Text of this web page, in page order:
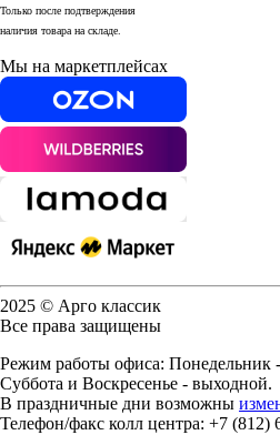
Только после подтверждения
наличия товара на складе.
Мы на маркетплейсах
2025 © Арго классик
Все права защищены
Режим работы офиса: Понедельник
Суббота и Воскресенье - выходной.
В праздничные дни возможны
Телефон/факс колл центра: +7 (812)